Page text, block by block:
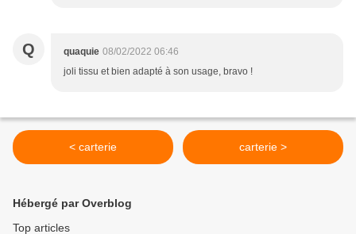
Q quaquie 08/02/2022 06:46
joli tissu et bien adapté à son usage, bravo !
< carterie carterie >
Hébergé par Overblog
Top articles